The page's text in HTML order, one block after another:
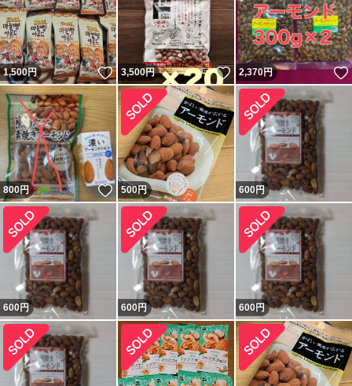
1,500円 いいね！
3,500円 いいね！
2,370円
800円 いいね！
500円 600円
600円 600円 600円